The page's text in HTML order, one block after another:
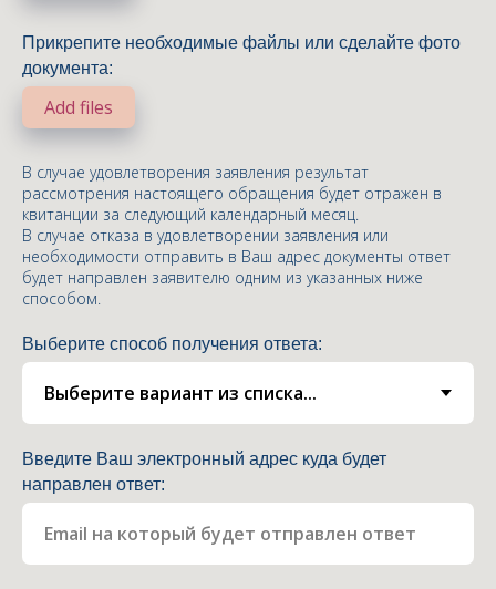
Прикрепите необходимые файлы или сделайте фото
документа:
Add files
В случае удовлетворения заявления результат
рассмотрения настоящего обращения будет отражен в
квитанции за следующий календарный месяц.
В случае отказа в удовлетворении заявления или
необходимости отправить в Ваш адрес документы ответ
будет направлен заявителю одним из указанных ниже
способом.
Выберите способ получения ответа:
Введите Ваш электронный адрес куда будет
направлен ответ: